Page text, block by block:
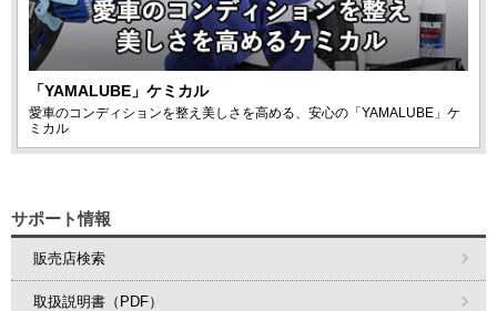
「YAMALUBE」ケミカル
愛車のコンディションを整え美しさを高める、安心の「YAMALUBE」ケ
ミカル
サポート情報
販売店検索
取扱説明書（PDF）